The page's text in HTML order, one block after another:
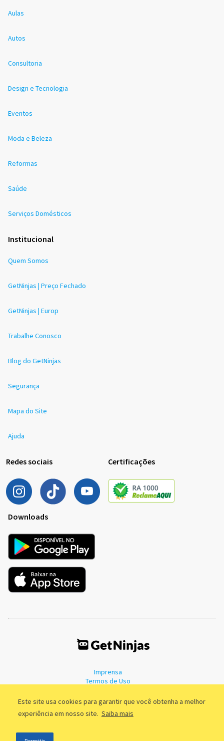
Este site usa cookies para garantir que você obtenha a melhor
experiência em nosso site. Saiba mais
Aulas
Autos
Consultoria
Design e Tecnologia
Eventos
Moda e Beleza
Reformas
Saúde
Serviços Domésticos
Institucional
Quem Somos
GetNinjas | Preço Fechado
GetNinjas | Europ
Trabalhe Conosco
Blog do GetNinjas
Segurança
Mapa do Site
Ajuda
Redes sociais Certificações
Downloads
Imprensa
Termos de Uso
©2011 - 2026, GetNinjas LTDA. CNPJ 55.744.877/0001-89 - Rua Dr.